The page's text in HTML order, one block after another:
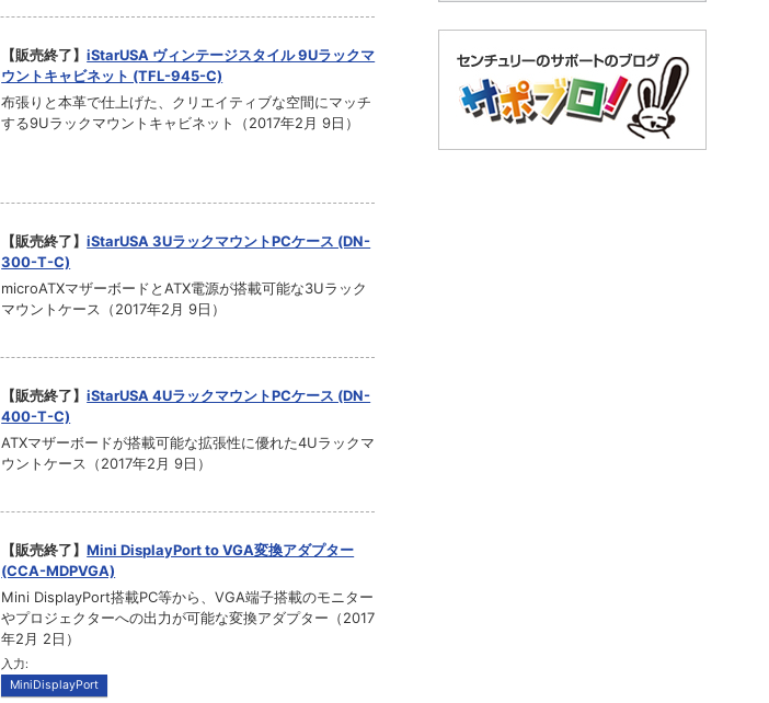
【販売終了】iStarUSA ヴィンテージスタイル 9Uラックマ
ウントキャビネット (TFL-945-C)
布張りと本革で仕上げた、クリエイティブな空間にマッチ
する9Uラックマウントキャビネット（2017年2月 9日）
【販売終了】iStarUSA 3UラックマウントPCケース (DN-
300-T-C)
microATXマザーボードとATX電源が搭載可能な3Uラック
マウントケース（2017年2月 9日）
【販売終了】iStarUSA 4UラックマウントPCケース (DN-
400-T-C)
ATXマザーボードが搭載可能な拡張性に優れた4Uラックマ
ウントケース（2017年2月 9日）
【販売終了】Mini DisplayPort to VGA変換アダプター
(CCA-MDPVGA)
Mini DisplayPort搭載PC等から、VGA端子搭載のモニター
やプロジェクターへの出力が可能な変換アダプター（2017
年2月 2日）
入力:
MiniDisplayPort